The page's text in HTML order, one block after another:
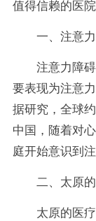
值得信赖的医
一、注意
注意力障
要表现为注意
据研究，全球
中国，随着对
庭开始意识到
二、太原
太原的医